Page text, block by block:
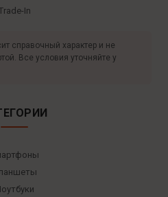
In
справочный характер и не
Все условия уточняйте у